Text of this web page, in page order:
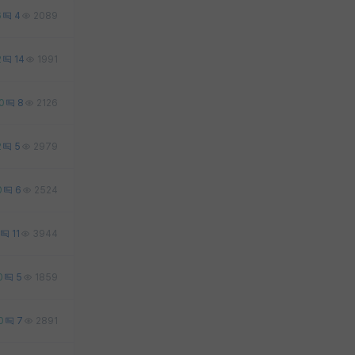
4 2089
14 1991
8 2126
5 2979
6 2524
11 3944
5 1859
7 2891